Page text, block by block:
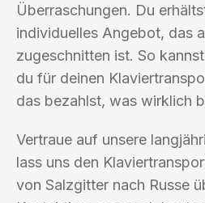
Überraschungen. Du
individuelles Angebot, das
zugeschnitten ist. So
du für deinen
das bezahlst, was wirklich
Vertraue auf unsere
lass uns den
von Salzgitter nach Russe